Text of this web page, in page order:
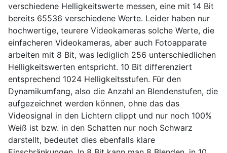
verschiedene Helligkeitswerte messen, eine mit 14 Bit
bereits 65536 verschiedene Werte. Leider haben nur
hochwertige, teurere Videokameras solche Werte, die
einfacheren Videokameras, aber auch Fotoapparate
arbeiten mit 8 Bit, was lediglich 256 unterschiedlichen
Helligkeitswerten entspricht. 10 Bit differenziert
entsprechend 1024 Helligkeitsstufen. Für den
Dynamikumfang, also die Anzahl an Blendenstufen, die
aufgezeichnet werden können, ohne das das
Videosignal in den Lichtern clippt und nur noch 100%
Weiß ist bzw. in den Schatten nur noch Schwarz
darstellt, bedeutet dies ebenfalls klare